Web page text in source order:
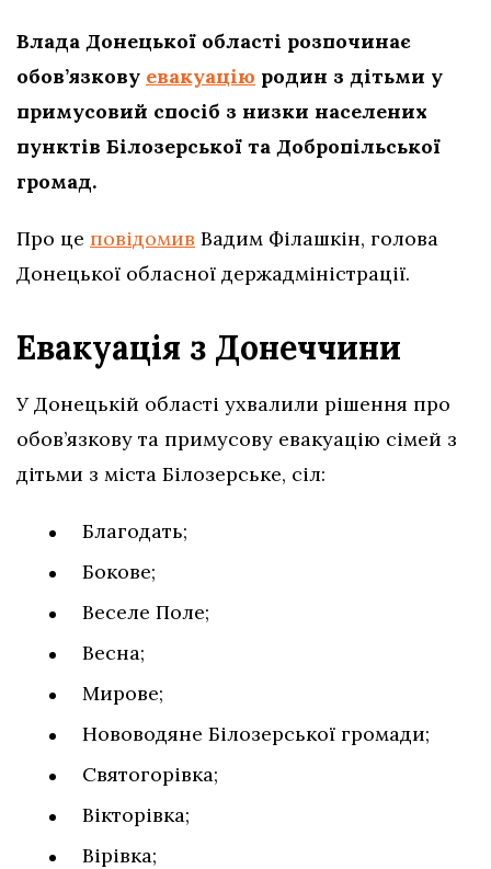
Влада Донецької області розпочинає
обов’язкову евакуацію родин з дітьми у
примусовий спосіб з низки населених
пунктів Білозерської та Добропільської
громад.
Про це повідомив Вадим Філашкін, голова
Донецької обласної держадміністрації.
Евакуація з Донеччини
У Донецькій області ухвалили рішення про
обов’язкову та примусову евакуацію сімей з
дітьми з міста Білозерське, сіл:
Благодать;
Бокове;
Веселе Поле;
Весна;
Мирове;
Нововодяне Білозерської громади;
Святогорівка;
Вікторівка;
Вірівка;